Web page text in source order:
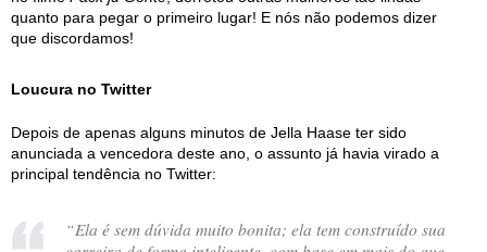
quanto para pegar o primeiro lugar! E nós não podemos dizer
que discordamos!
Loucura no Twitter
Depois de apenas alguns minutos de Jella Haase ter sido
anunciada a vencedora deste ano, o assunto já havia virado a
principal tendência no Twitter:
“Ela é sem dúvida muito bonita; ela tem construído sua